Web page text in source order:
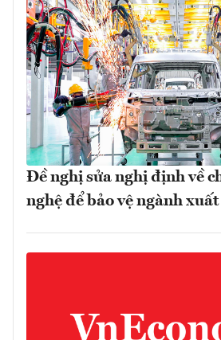
Đề nghị sửa nghị định về
nghệ để bảo vệ ngành